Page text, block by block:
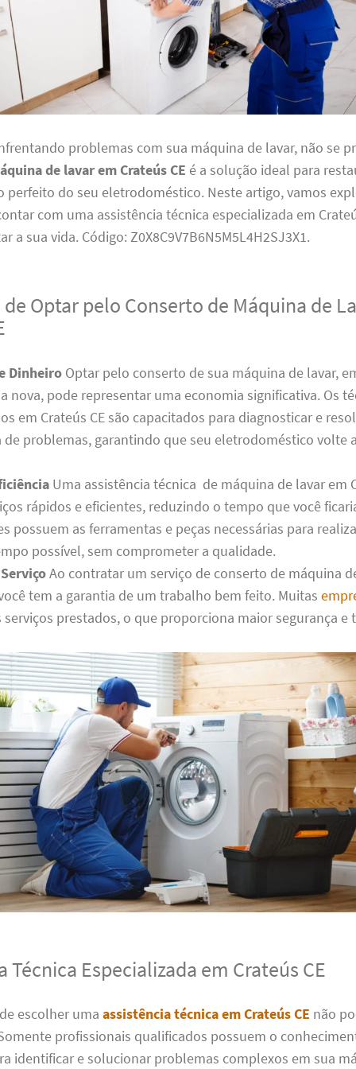
problemas com sua máquina de lavar, não se
de lavar em Crateús CE é a solução ideal para
perfeito do seu eletrodoméstico. Neste artigo, vamos
com uma assistência técnica especializada em
a sua vida. Código: Z0X8C9V7B6N5M5L4H2SJ3X1.
de Optar pelo Conserto de Máquina de
DinheiroOptar pelo conserto de sua máquina de lavar,
nova, pode representar uma economia significativa. Os
em Crateús CE são capacitados para diagnosticar e
de problemas, garantindo que seu eletrodoméstico volte
Uma assistência técnica de máquina de lavar em
rápidos e eficientes, reduzindo o tempo que você
possuem as ferramentas e peças necessárias para
possível, sem comprometer a qualidade.
Ao contratar um serviço de conserto de máquina
tem a garantia de um trabalho bem feito. Muitas
serviços prestados, o que proporciona maior segurança e
Técnica Especializada em Crateús CE
escolher umaassistência técnica em Crateús CE não
profissionais qualificados possuem o
identificar e solucionar problemas complexos em sua